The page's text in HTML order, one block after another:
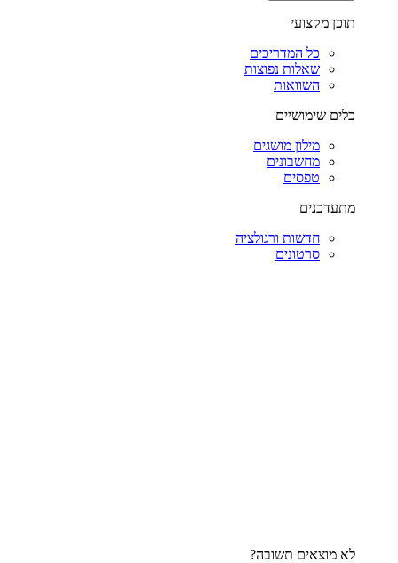
תוכן מקצועי
כל המדריכים
שאלות נפוצות
השוואות
כלים שימושיים
מילון מושגים
מחשבונים
טפסים
מתעדכנים
חדשות ורגולציה
סרטונים
לא מוצאים תשובה?